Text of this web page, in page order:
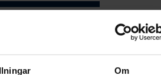
Om
8Lokal: Löfbergs